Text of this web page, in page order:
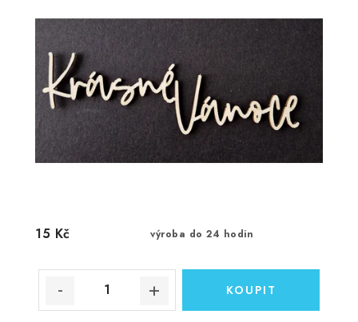
výroba do 24 hodin
15 Kč